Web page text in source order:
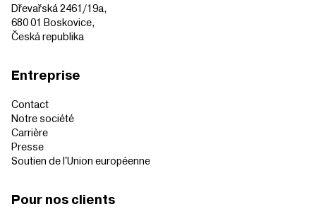
Dřevařská 2461/19a,
680 01 Boskovice,
Česká republika
Entreprise
Contact
Notre société
Carrière
Presse
Soutien de l'Union européenne
Pour nos clients